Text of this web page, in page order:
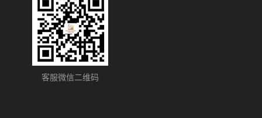
客服微信二维码